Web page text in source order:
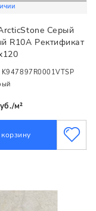
Серый
R10A Ректификат
K947897R0001VTSP
м²